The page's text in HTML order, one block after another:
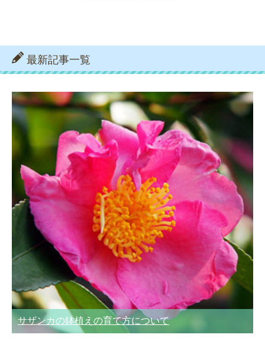
最新記事一覧
サザンカの鉢植えの育て方について